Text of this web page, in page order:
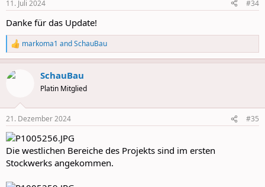
s
11. Juli 2024 #34
Danke für das Update!
R
e
a
c
s
:
markoma1 andSchauBau
SchauBau
Platin Mitglied
21. Dezember 2024 #35
Die westlichen Bereiche des Projekts sind im ersten
Stockwerks angekommen.